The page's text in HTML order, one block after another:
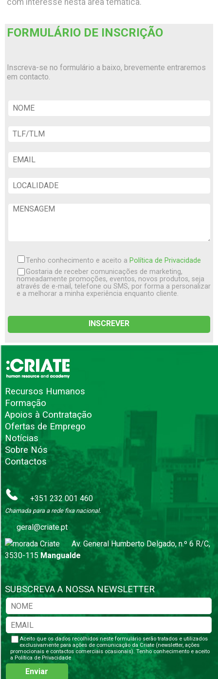
com interesse nesta área temática.
FORMULÁRIO DE INSCRIÇÃO
Inscreva-se no formulário a baixo, brevemente entraremos
em contacto.
Tenho conhecimento e aceito a Política de Privacidade
Gostaria de receber comunicações de marketing,
nomeadamente promoções, eventos, novos produtos, seja
através de e-mail, telefone ou SMS, por forma a personalizar
e a melhorar a minha experiência enquanto cliente.
Recursos Humanos
Formação
Apoios à Contratação
Ofertas de Emprego
Notícias
Sobre Nós
Contactos
+351 232 001 460
Chamada para a rede fixa nacional.
geral@criate.pt
Av. General Humberto Delgado, n.º 6 R/C,
3530-115Mangualde
SUBSCREVA A NOSSA NEWSLETTER
Aceito que os dados recolhidos neste formulário serão tratados e utilizados
exclusivamente para ações de comunicação da Criate (newsletter, ações
promocionais e contactos comerciais ocasionais). Tenho conhecimento e aceito
a Política de Privacidade